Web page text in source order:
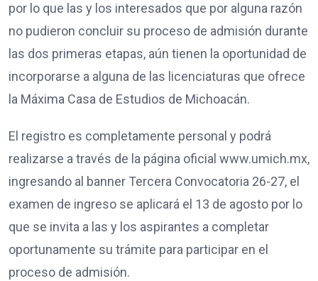
por lo que las y los interesados que por alguna razón
no pudieron concluir su proceso de admisión durante
las dos primeras etapas, aún tienen la oportunidad de
incorporarse a alguna de las licenciaturas que ofrece
la Máxima Casa de Estudios de Michoacán.
El registro es completamente personal y podrá
realizarse a través de la página oficial www.umich.mx,
ingresando al banner Tercera Convocatoria 26-27, el
examen de ingreso se aplicará el 13 de agosto por lo
que se invita a las y los aspirantes a completar
oportunamente su trámite para participar en el
proceso de admisión.